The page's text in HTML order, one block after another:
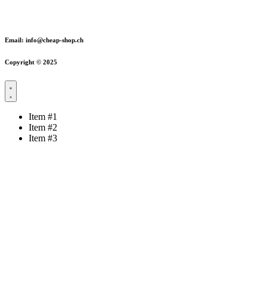
Email: info@cheap-shop.ch
Copyright © 2025
Item #1
Item #2
Item #3